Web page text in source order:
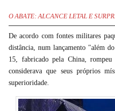
O ABATE: ALCANCE LETAL E
De acordo com fontes militares
distância, num lançamento "além
15, fabricado pela China,
considerava que seus próprios
superioridade.